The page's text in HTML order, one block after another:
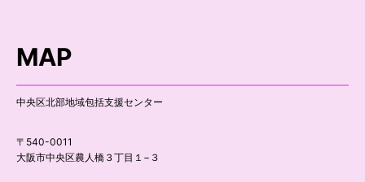
MAP
中央区北部地域包括支援センター
〒540-0011
大阪市中央区農人橋３丁目１−３